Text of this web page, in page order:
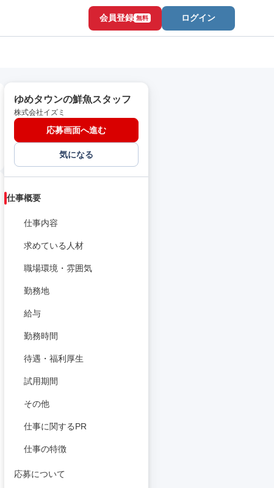
会員登録 無料 ログイン
ゆめタウンの鮮魚スタッフ
株式会社イズミ
応募画面へ進む
気になる
仕事概要
仕事内容
求めている人材
職場環境・雰囲気
勤務地
給与
勤務時間
待遇・福利厚生
試用期間
その他
仕事に関するPR
仕事の特徴
応募について